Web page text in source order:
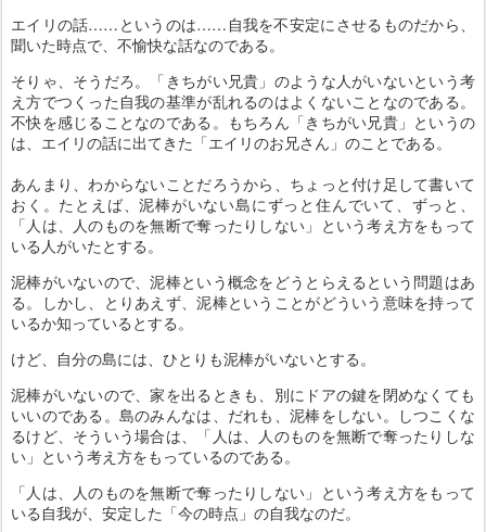
エイリの話……というのは……自我を不安定にさせるものだから、
聞いた時点で、不愉快な話なのである。
そりゃ、そうだろ。「きちがい兄貴」のような人がいないという考
え方でつくった自我の基準が乱れるのはよくないことなのである。
不快を感じることなのである。もちろん「きちがい兄貴」というの
は、エイリの話に出てきた「エイリのお兄さん」のことである。
あんまり、わからないことだろうから、ちょっと付け足して書いて
おく。たとえば、泥棒がいない島にずっと住んでいて、ずっと、
「人は、人のものを無断で奪ったりしない」という考え方をもって
いる人がいたとする。
泥棒がいないので、泥棒という概念をどうとらえるという問題はあ
る。しかし、とりあえず、泥棒ということがどういう意味を持って
いるか知っているとする。
けど、自分の島には、ひとりも泥棒がいないとする。
泥棒がいないので、家を出るときも、別にドアの鍵を閉めなくても
いいのである。島のみんなは、だれも、泥棒をしない。しつこくな
るけど、そういう場合は、「人は、人のものを無断で奪ったりしな
い」という考え方をもっているのである。
「人は、人のものを無断で奪ったりしない」という考え方をもって
いる自我が、安定した「今の時点」の自我なのだ。